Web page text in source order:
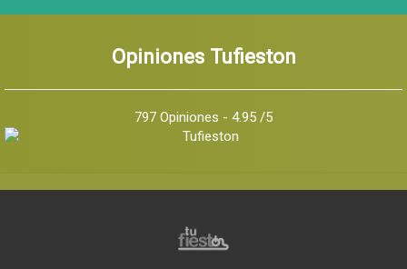
Opiniones Tufieston
797 Opiniones - 4.95 /5